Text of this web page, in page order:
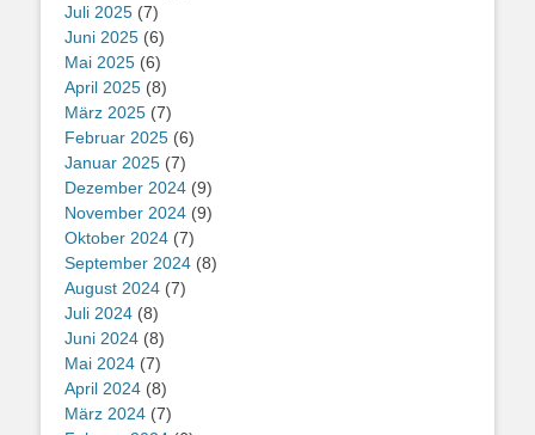
Juli 2025 (7)
Juni 2025 (6)
Mai 2025 (6)
April 2025 (8)
März 2025 (7)
Februar 2025 (6)
Januar 2025 (7)
Dezember 2024 (9)
November 2024 (9)
Oktober 2024 (7)
September 2024 (8)
August 2024 (7)
Juli 2024 (8)
Juni 2024 (8)
Mai 2024 (7)
April 2024 (8)
März 2024 (7)